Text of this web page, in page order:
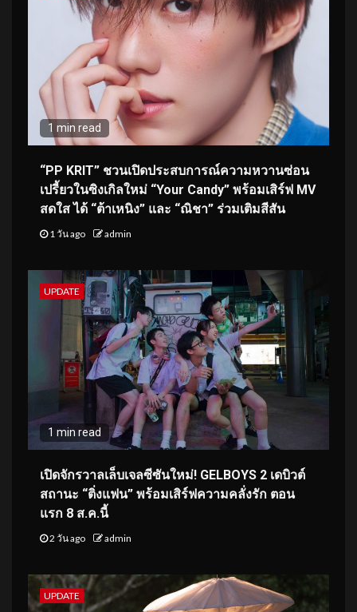
1 min read
“PP KRIT” ชวนเปิดประสบการณ์ความหวานซ่อน
เปรี้ยวในซิงเกิลใหม่ “Your Candy” พร้อมเสิร์ฟ MV
สดใส ได้ “ต้าเหนิง” และ “ณิชา” ร่วมเติมสีสัน
1 วัน ago admin
UPDATE
1 min read
เปิดจักรวาลเล็บเจลซีซันใหม่! GELBOYS 2 เดบิวต์
สถานะ “ติ่งแฟน” พร้อมเสิร์ฟความคลั่งรัก ตอน
แรก 8 ส.ค.นี้
2 วัน ago admin
UPDATE